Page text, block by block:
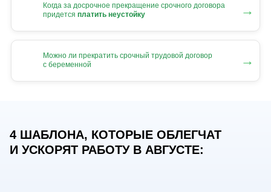
Когда за досрочное прекращение срочного договора
придется платить неустойку →
Можно ли прекратить срочный трудовой договор
с беременной
→
4 ШАБЛОНА, КОТОРЫЕ ОБЛЕГЧАТ
И УСКОРЯТ РАБОТУ В АВГУСТЕ: